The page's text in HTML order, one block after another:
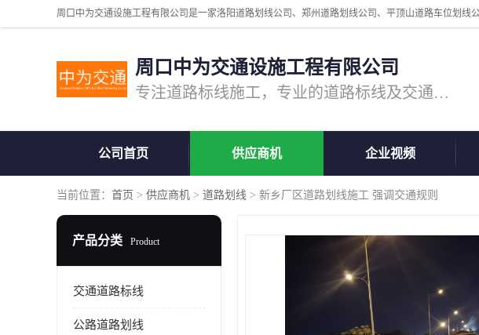
周口中为交通设施工程有限公司
专注道路标线施工，专业的道路标线及交通设施施工服务商!
公司首页 供应商机 企业视频
当前位置： 首页 > 供应商机 > 道路划线 > 新乡厂区道路划线施工 强调交通规则
产品分类 Product
交通道路标线
公路道路划线